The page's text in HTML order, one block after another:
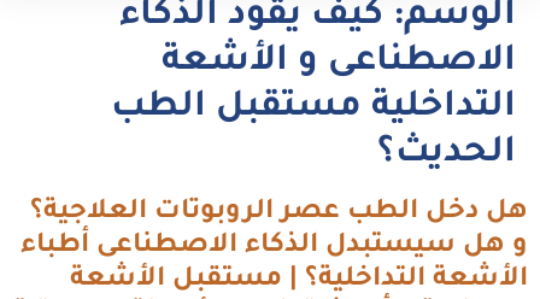
الوسم: كيف يقود الذكاء
الاصطناعى و الأشعة
التداخلية مستقبل الطب
الحديث؟
هل دخل الطب عصر الروبوتات العلاجية؟
و هل سيستبدل الذكاء الاصطناعى أطباء
الأشعة التداخلية؟ | مستقبل الأشعة